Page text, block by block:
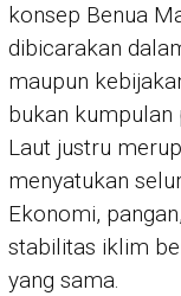
konsep Benua
dibicarakan
maupun
bukan kumpulan
Laut justru
menyatukan
Ekonomi,
stabilitas iklim
yang sama.